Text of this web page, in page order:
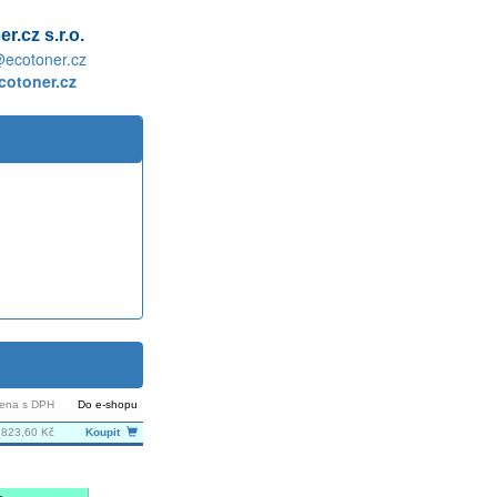
s.r.o.
s DPH Do e-shopu
Kč Koupit